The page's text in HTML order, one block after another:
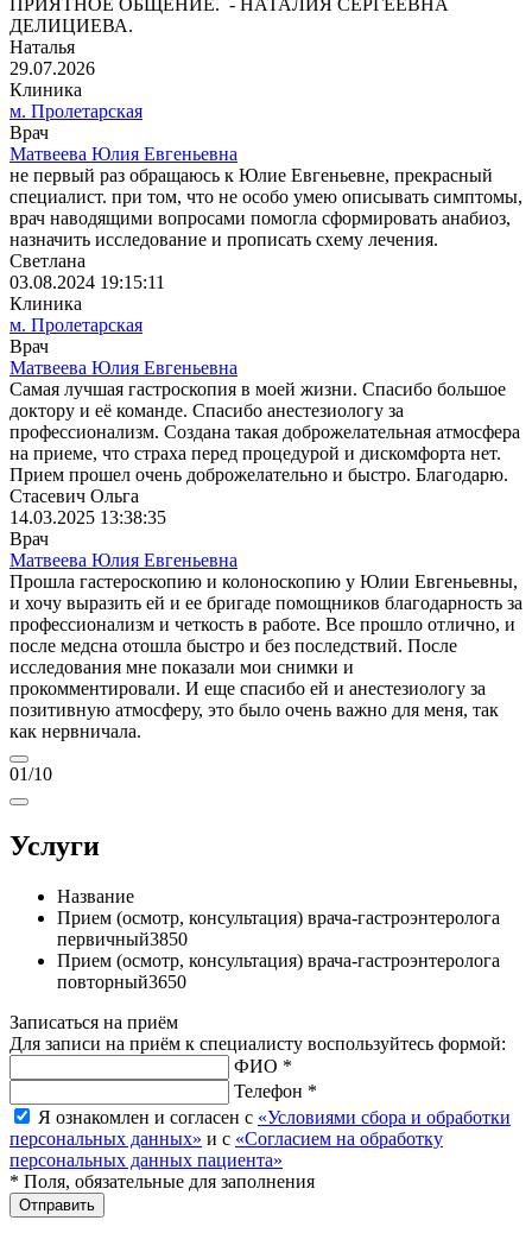
ДЕЛИЦИЕВА.
Наталья
29.07.2026
Клиника
м. Пролетарская
Врач
Матвеева Юлия Евгеньевна
не первый раз обращаюсь к Юлие Евгеньевне, прекрасный
специалист. при том, что не особо умею описывать симптомы,
врач наводящими вопросами помогла сформировать анабиоз,
назначить исследование и прописать схему лечения.
Светлана
03.08.2024 19:15:11
Клиника
м. Пролетарская
Врач
Матвеева Юлия Евгеньевна
Самая лучшая гастроскопия в моей жизни. Спасибо большое
доктору и её команде. Спасибо анестезиологу за
профессионализм. Создана такая доброжелательная атмосфера
на приеме, что страха перед процедурой и дискомфорта нет.
Прием прошел очень доброжелательно и быстро. Благодарю.
Стасевич Ольга
14.03.2025 13:38:35
Врач
Матвеева Юлия Евгеньевна
Прошла гастероскопию и колоноскопию у Юлии Евгеньевны,
и хочу выразить ей и ее бригаде помощников благодарность за
профессионализм и четкость в работе. Все прошло отлично, и
после медсна отошла быстро и без последствий. После
исследования мне показали мои снимки и
прокомментировали. И еще спасибо ей и анестезиологу за
позитивную атмосферу, это было очень важно для меня, так
как нервничала.
01/10
Услуги
Название
Прием (осмотр, консультация) врача-гастроэнтеролога
первичный3850
Прием (осмотр, консультация) врача-гастроэнтеролога
повторный3650
Записаться на приём
Для записи на приём к специалисту воспользуйтесь формой:
ФИО *
Телефон *
Я ознакомлен и согласен с «Условиями сбора и обработки
персональных данных» и с «Согласием на обработку
персональных данных пациента»
* Поля, обязательные для заполнения
Отправить